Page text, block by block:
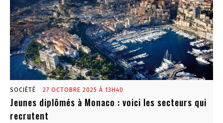
SOCIÉTÉ 27 OCTOBRE 2025 À 13H40
Jeunes diplômés à Monaco : voici les secteurs qui
recrutent